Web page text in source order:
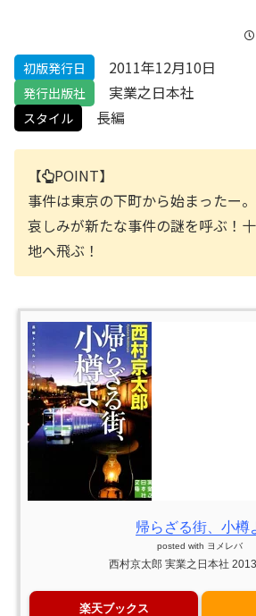
初版発行日 2011年12月10日
発行出版社 実業之日本社
スタイル 長編
【
POINT】
事件は東京の下町から始まったー
哀しみが新たな事件の謎を呼ぶ！
地へ飛ぶ！
帰らざる街、小樽
posted with ヨメレバ
西村京太郎 実業之日本社
楽天ブックス